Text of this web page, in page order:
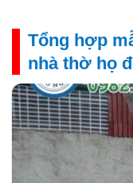
Tổng hợp
nhà thờ họ